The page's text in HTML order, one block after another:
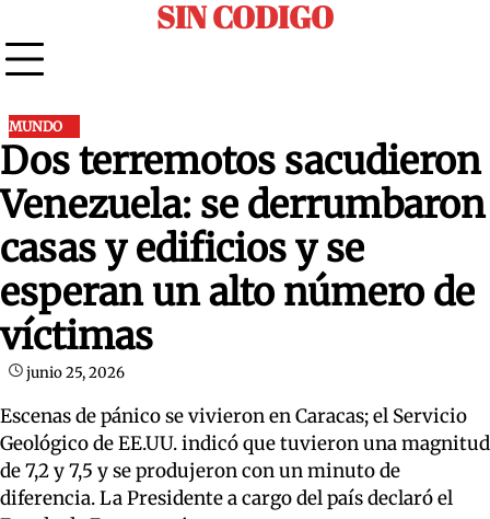
to
content
SIN CODIGO
MUNDO
Dos terremotos sacudieron
Venezuela: se derrumbaron
casas y edificios y se
esperan un alto número de
víctimas
junio 25, 2026
Escenas de pánico se vivieron en Caracas; el Servicio
Geológico de EE.UU. indicó que tuvieron una magnitud
de 7,2 y 7,5 y se produjeron con un minuto de
diferencia. La Presidente a cargo del país declaró el